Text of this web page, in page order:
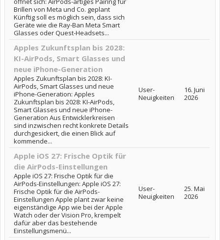
Brillen von Meta und Co. geplant
Künftig soll es möglich sein, dass sich
Geräte wie die Ray-Ban Meta Smart
Glasses oder Quest-Headsets...
Apples Zukunftsplan bis 2028:
KI-AirPods, Smart Glasses und
neue iPhone-Generation
Apples Zukunftsplan bis 2028: KI-
AirPods, Smart Glasses und neue
iPhone-Generation: Apples
Zukunftsplan bis 2028: KI-AirPods,
Smart Glasses und neue iPhone-
Generation Aus Entwicklerkreisen
sind inzwischen recht konkrete Details
durchgesickert, die einen Blick auf
kommende...
User-
Neuigkeiten
16. Juni
2026
Apple iOS 27: Frische Optik für
die AirPods-Einstellungen
Apple iOS 27: Frische Optik für die
AirPods-Einstellungen: Apple iOS 27:
Frische Optik für die AirPods-
Einstellungen Apple plant zwar keine
eigenständige App wie bei der Apple
Watch oder der Vision Pro, krempelt
dafür aber das bestehende
Einstellungsmenü...
User-
Neuigkeiten
25. Mai
2026